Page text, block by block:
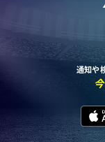
通知や